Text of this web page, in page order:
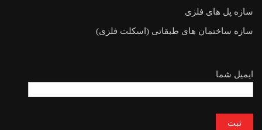
سازه پل های فلزی
سازه ساختمان های طبقاتی (اسکلت فلزی)
ایمیل شما